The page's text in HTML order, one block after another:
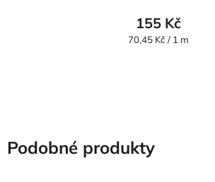
155 Kč
Měrná
70,45 Kč / 1 m
Podobné produkty